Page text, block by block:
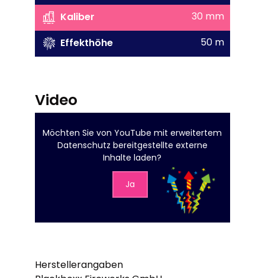
Kaliber
30 mm
Effekthöhe
50 m
Video
Möchten Sie vonYouTube mit erweitertem
Datenschutz bereitgestellte externe
Inhalte laden?
Ja
Herstellerangaben